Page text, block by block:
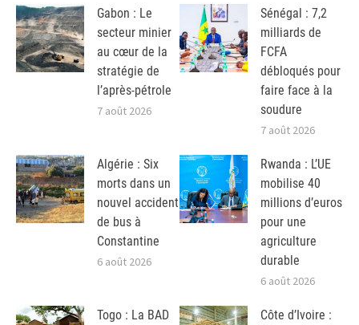
Gabon : Le
secteur minier
au cœur de la
stratégie de
l’après-pétrole
7 août 2026
Sénégal : 7,2
milliards de
FCFA
débloqués pour
faire face à la
soudure
7 août 2026
Algérie : Six
morts dans un
nouvel accident
de bus à
Constantine
6 août 2026
Rwanda : L’UE
mobilise 40
millions d’euros
pour une
agriculture
durable
6 août 2026
Togo : La BAD
Côte d’Ivoire :